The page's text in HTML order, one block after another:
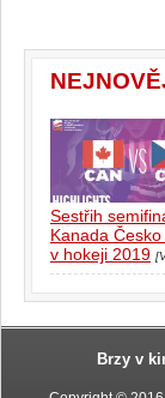
Sestřih
Kanada
v hokeji 2019
Brzy v